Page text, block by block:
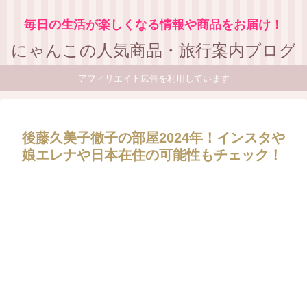
毎日の生活が楽しくなる情報や商品をお届け！
にゃんこの人気商品・旅行案内ブログ
アフィリエイト広告を利用しています
後藤久美子徹子の部屋2024年！インスタや
娘エレナや日本在住の可能性もチェック！